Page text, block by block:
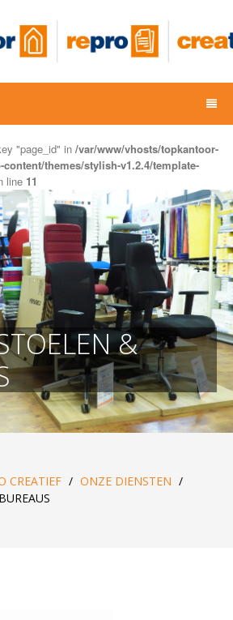
"page_id" in /var/www/vhosts/topkantoor-
themes/stylish-v1.2.4/template-
line 11
&
CREATIEF / ONZE DIENSTEN /